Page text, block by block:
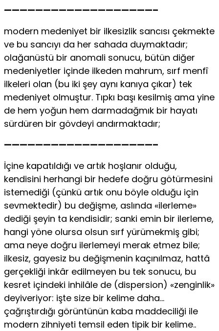
———————————————————–
modern medeniyet bir ilkesizlik sancısı çekmekte
ve bu sancıyı da her sahada duymaktadır;
olağanüstü bir anomali sonucu, bütün diğer
medeniyetler içinde ilkeden mahrum, sırf menfî
ilkeleri olan (bu iki şey aynı kanıya çıkar) tek
medeniyet olmuştur. Tıpkı başı kesilmiş ama yine
de hem yoğun hem darmadağmık bir hayatı
sürdüren bir gövdeyi andırmaktadır;
———————————————————–
İçine kapatıldığı ve artık hoşlanır olduğu,
kendisini herhangi bir hedefe doğru götürmesini
istemediği (çünkü artık onu böyle olduğu için
sevmektedir) bu değişme, aslında «ilerleme»
dediği şeyin ta kendisidir; sanki emin bir ilerleme,
hangi yöne olursa olsun sırf yürümekmiş gibi;
ama neye doğru ilerlemeyi merak etmez bile;
ilkesiz, gayesiz bu değişmenin kaçınılmaz, hattâ
gerçekliği inkâr edilmeyen bu tek sonucu, bu
kesret içindeki inhilâle de (dispersion) «zenginlik»
deyiveriyor: işte size bir kelime daha…
çağrıştırdığı görüntünün kaba maddeciliği ile
modern zihniyeti temsil eden tipik bir kelime..